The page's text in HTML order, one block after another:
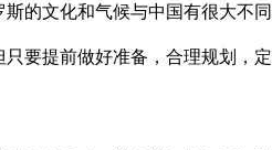
的文化和气候与中国有很大
要提前做好准备，合理规划